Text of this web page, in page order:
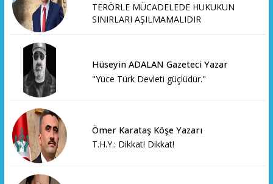
TERÖRLE MÜCADELEDE HUKUKUN
SINIRLARI AŞILMAMALIDIR
Hüseyin ADALAN Gazeteci Yazar
"Yüce Türk Devleti güçlüdür."
Ömer Karataş Köşe Yazarı
T.H.Y.: Dikkat! Dikkat!